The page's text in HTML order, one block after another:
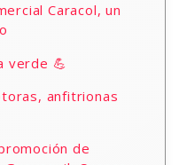
Caracol, un
verde 💪
anfitrionas
de